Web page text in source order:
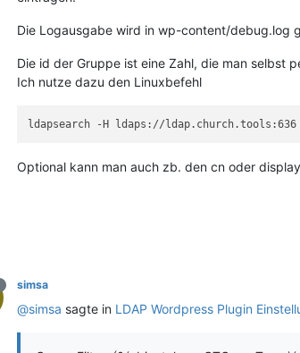
Die Logausgabe wird in wp-content/debug.log
Die id der Gruppe ist eine Zahl, die man selbst
Ich nutze dazu den Linuxbefehl
ldapsearch -H ldaps://ldap.church.tools:636 -
Optional kann man auch zb. den cn oder
simsa
@simsa sagte in LDAP Wordpress Plugin